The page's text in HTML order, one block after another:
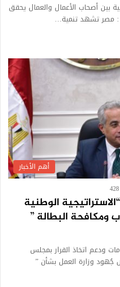
بين أصحاب الأعمال والعمال يحقق
: مصر تشهد تنمية…
أهم الأخبار
428
الوطنية
ومكافحة البطالة ”
ودعم اتخاذ القرار بمجلس
. -عرض جُهود وزارة العمل بشأن ”